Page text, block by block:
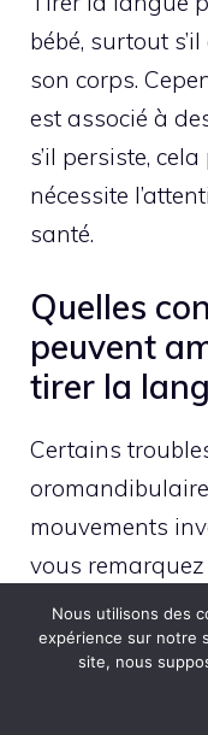
bébé, surtout
son corps.
est associé à
s’il persiste,
nécessite
santé.
Quelles
peuvent
tirer la
Certains
mouvements
vous
la langue chez
consulter un
préoccupation
Nous utilisons des
expérience sur notre
site, nous